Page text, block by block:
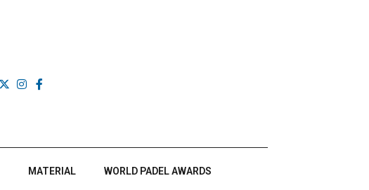
MATERIAL WORLD PADEL AWARDS